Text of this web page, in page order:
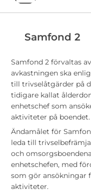
Samfond 2
Samfond 2 förvaltas
avkastningen ska
till trivselåtgärder på
tidigare kallat
enhetschef som
aktiviteter på boendet.
Ändamålet för
leda till
och
enhetschefen, med
som gör ansökningar
aktiviteter.